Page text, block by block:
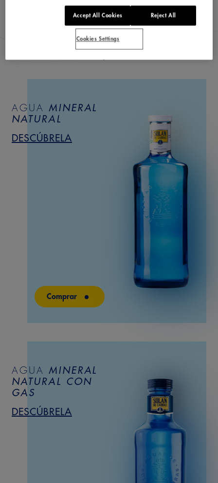
NUESTRO MANANTIAL
AGUA MINERAL
NATURAL
DESCÚBRELA
Comprar
AGUA MINERAL
NATURAL
CON
GAS
DESCÚBRELA
Reject All
Accept All Cookies
Cookies Settings